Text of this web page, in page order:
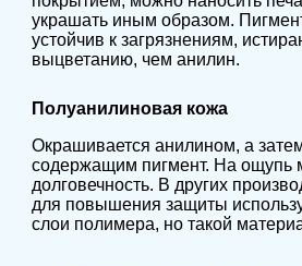
украшать иным образом.
устойчив к загрязнениям,
выцветанию, чем анилин.
Полуанилиновая кожа
Окрашивается анилином, а
содержащим пигмент. На ощупь
долговечность. В других
для повышения защиты
слои полимера, но такой